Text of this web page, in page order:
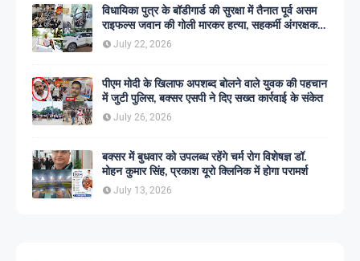
विधायिका पुत्र के बॉडीगार्ड की सुरक्षा में तैनात पूर्व असम
राइफल्स जवान की गोली मारकर हत्या, सहकर्मी अंगरक्षक
गिरफ्तार
July 22, 2026
पीएम मोदी के खिलाफ अपशब्द बोलने वाले युवक की पहचान
में जुटी पुलिस, बक्सर एसपी ने दिए सख्त कार्रवाई के संकेत
July 26, 2026
बक्सर में बुधवार को उपलब्ध रहेंगे चर्म रोग विशेषज्ञ डॉ.
मोहन कुमार सिंह, प्रकाश यूरो क्लिनिक में होगा परामर्श
July 13, 2026